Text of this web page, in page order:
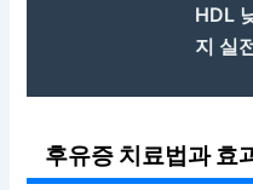
HDL
지 실
후유증 치료법과 효